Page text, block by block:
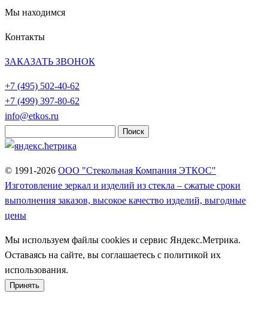
Мы находимся
Контакты
ЗАКАЗАТЬ ЗВОНОК
+7 (495) 502-40-62
+7 (499) 397-80-62
info@etkos.ru
© 1991-2026 ООО "Стекольная Компания ЭТКОС"
Изготовление зеркал и изделий из стекла – сжатые сроки
выполнения заказов, высокое качество изделий, выгодные
цены
Мы используем файлы cookies и сервис Яндекс.Метрика.
Оставаясь на сайте, вы соглашаетесь с политикой их
использования.
Принять